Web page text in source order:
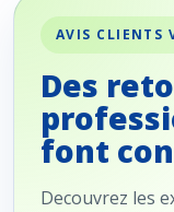
AVIS CLIENTS
Des
font
Decouvrez les